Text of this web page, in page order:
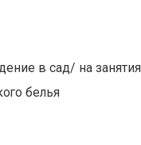
в сад/ на занятия
белья